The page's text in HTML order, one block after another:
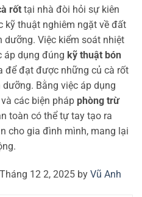
rốt tại nhà đòi hỏi sự kiên
kỹ thuật nghiêm ngặt về đất
dưỡng. Việc kiểm soát nhiệt
áp dụng đúng kỹ thuật bón
để đạt được những củ cà rốt
Bằng việc áp dụng
các biện pháp phòng trừ
toàn có thể tự tay tạo ra
cho gia đình mình, mang lại
12 2, 2025 by Vũ Anh